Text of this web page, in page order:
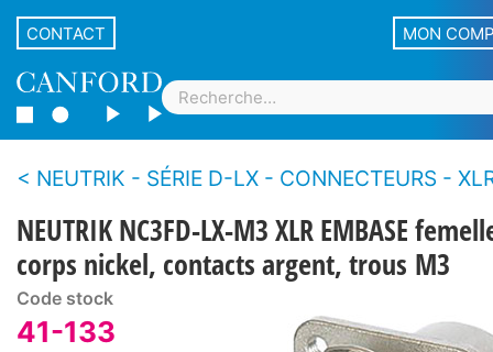
CONTACT MON
NEUTRIK - SÉRIE D-LX - CONNECTEURS - XLR -
NEUTRIK NC3FD-LX-M3 XLR EMBASE
corps nickel, contacts argent, trous M3
Code stock
41-133